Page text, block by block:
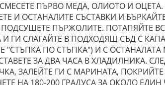
ПЪРВО МЕДА, ОЛИОТО И ОЦЕТА.
И ОСТАНАЛИТЕ СЪСТАВКИ И
ПЪРЖОЛИТЕ. ПОТАПЯЙТЕ
ГИ СЛАГАЙТЕ В ПОДХОДЯЩ СЪД С
ПО СТЪПКА") И С ОСТАНАЛАТА
ЗА ДВА ЧАСА В ХЛАДИЛНИКА.
ЗАЛЕЙТЕ ГИ С МАРИНАТА, ПОКРИЙТЕ
НА 180-200 ГРАДУСА ЗА ОКОЛО ЕДИН